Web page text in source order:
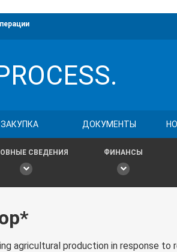
ЗАКУПКА ДОКУМЕНТЫ
СВЕДЕНИЯ ФИНАНСЫ
agricultural production in response